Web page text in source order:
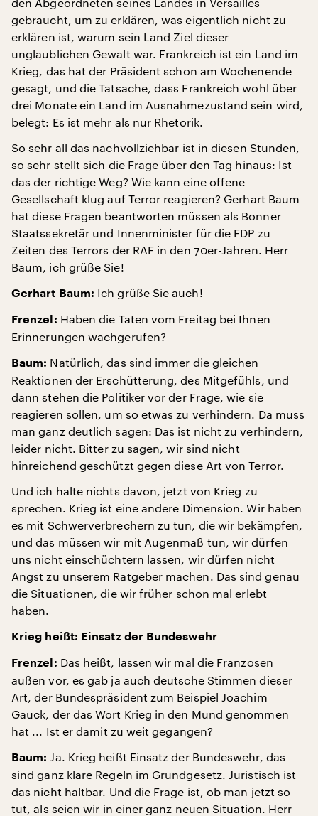
gebraucht, um zu erklären, was eigentlich nicht zu
erklären ist, warum sein Land Ziel dieser
unglaublichen Gewalt war. Frankreich ist ein Land im
Krieg, das hat der Präsident schon am Wochenende
gesagt, und die Tatsache, dass Frankreich wohl über
drei Monate ein Land im Ausnahmezustand sein wird,
belegt: Es ist mehr als nur Rhetorik.
So sehr all das nachvollziehbar ist in diesen Stunden,
so sehr stellt sich die Frage über den Tag hinaus: Ist
das der richtige Weg? Wie kann eine offene
Gesellschaft klug auf Terror reagieren? Gerhart Baum
hat diese Fragen beantworten müssen als Bonner
Staatssekretär und Innenminister für die FDP zu
Zeiten des Terrors der RAF in den 70er-Jahren. Herr
Baum, ich grüße Sie!
Gerhart Baum: Ich grüße Sie auch!
Frenzel: Haben die Taten vom Freitag bei Ihnen
Erinnerungen wachgerufen?
Baum: Natürlich, das sind immer die gleichen
Reaktionen der Erschütterung, des Mitgefühls, und
dann stehen die Politiker vor der Frage, wie sie
reagieren sollen, um so etwas zu verhindern. Da muss
man ganz deutlich sagen: Das ist nicht zu verhindern,
leider nicht. Bitter zu sagen, wir sind nicht
hinreichend geschützt gegen diese Art von Terror.
Und ich halte nichts davon, jetzt von Krieg zu
sprechen. Krieg ist eine andere Dimension. Wir haben
es mit Schwerverbrechern zu tun, die wir bekämpfen,
und das müssen wir mit Augenmaß tun, wir dürfen
uns nicht einschüchtern lassen, wir dürfen nicht
Angst zu unserem Ratgeber machen. Das sind genau
die Situationen, die wir früher schon mal erlebt
haben.
Krieg heißt: Einsatz der Bundeswehr
Frenzel: Das heißt, lassen wir mal die Franzosen
außen vor, es gab ja auch deutsche Stimmen dieser
Art, der Bundespräsident zum Beispiel Joachim
Gauck, der das Wort Krieg in den Mund genommen
hat ... Ist er damit zu weit gegangen?
Baum: Ja. Krieg heißt Einsatz der Bundeswehr, das
sind ganz klare Regeln im Grundgesetz. Juristisch ist
das nicht haltbar. Und die Frage ist, ob man jetzt so
tut, als seien wir in einer ganz neuen Situation. Herr